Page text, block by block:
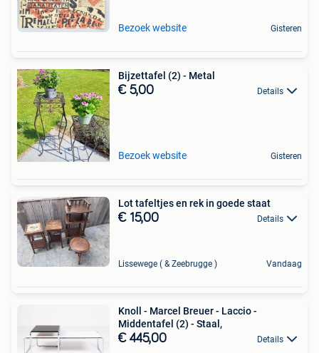
Bezoek website Gisteren
Bijzettafel (2) - Metal
€ 5,00 Details
Bezoek website Gisteren
Lot tafeltjes en rek in goede staat
€ 15,00 Details
Lissewege ( & Zeebrugge ) Vandaag
Knoll - Marcel Breuer - Laccio -
Middentafel (2) - Staal,
€ 445,00 Details